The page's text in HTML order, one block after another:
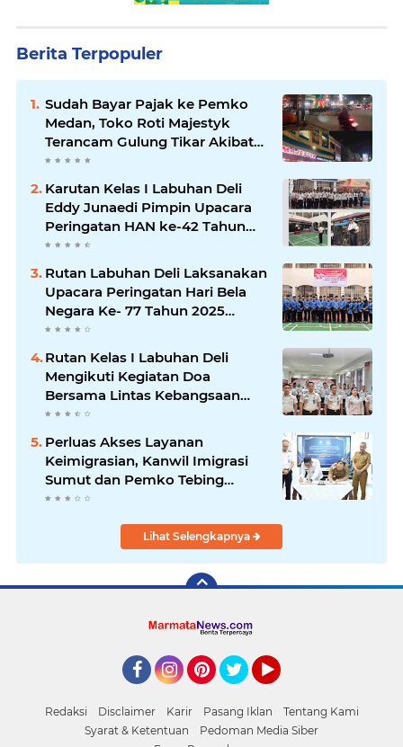
Berita Terpopuler
Sudah Bayar Pajak ke Pemko
Medan, Toko Roti Majestyk
Terancam Gulung Tikar Akibat
Akses Jalan Ditutup Pedagang
Angkringan
Karutan Kelas I Labuhan Deli
Eddy Junaedi Pimpin Upacara
Peringatan HAN ke-42 Tahun
2026
Rutan Labuhan Deli Laksanakan
Upacara Peringatan Hari Bela
Negara Ke- 77 Tahun 2025
Penuh Khidmat
Rutan Kelas I Labuhan Deli
Mengikuti Kegiatan Doa
Bersama Lintas Kebangsaan
dan Kick Off Semarak HUT RI
ke-80
Perluas Akses Layanan
Keimigrasian, Kanwil Imigrasi
Sumut dan Pemko Tebing
Tinggi Teken Perjanjian Pinjam
Lihat Selengkapnya
Redaksi Disclaimer Karir Pasang Iklan
Tentang Kami
Syarat & Ketentuan
Pedoman Media Siber